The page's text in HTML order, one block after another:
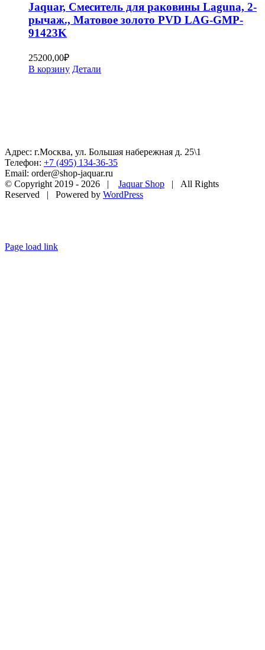
Jaquar, Смеситель для раковины Laguna, 2-
рычаж., Матовое золото PVD LAG-GMP-
91423K
25200,00₽
В корзину Детали
Адрес: г.Москва, ул. Большая набережная д. 25\1
Телефон: +7 (495) 134-36-35
Email: order@shop-jaquar.ru
© Copyright 2019 - 2026 | Jaquar Shop | All Rights
Reserved | Powered by WordPress
Page load link